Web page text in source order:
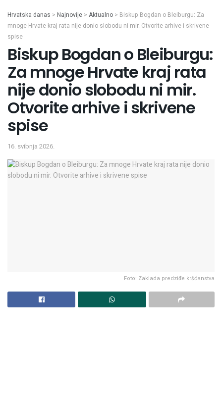
Hrvatska danas > Najnovije > Aktualno > Biskup Bogdan o Bleiburgu: Za
mnoge Hrvate kraj rata nije donio slobodu ni mir. Otvorite arhive i skrivene
spise
Biskup Bogdan o Bleiburgu:
Za mnoge Hrvate kraj rata
nije donio slobodu ni mir.
Otvorite arhive i skrivene
spise
16. svibnja 2026.
Foto: Zaklada predziđe kršćanstva